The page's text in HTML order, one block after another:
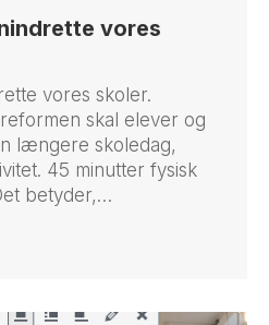
vores
vores skoler.
skal elever og
længere skoledag,
45 minutter fysisk
betyder,…